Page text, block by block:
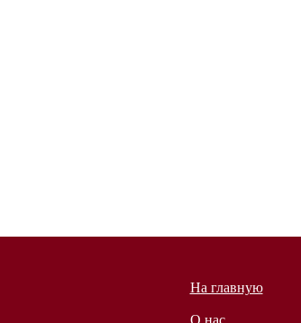
На главную
О нас